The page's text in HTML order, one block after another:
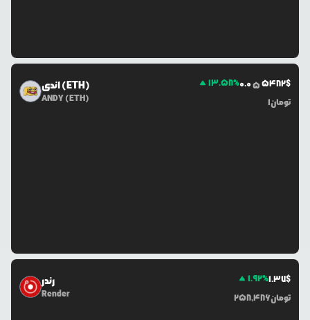
اندی (ETH)
ANDY (ETH)
13.58%0.055482$
1تومان
رندر
Render
1.92%1.37$
258,486تومان